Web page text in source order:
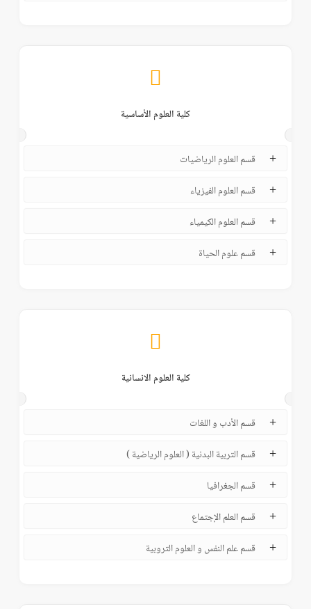
كلية العلوم الأساسية
قسم العلوم الرياضيات
قسم العلوم الفيزياء
قسم العلوم الكيمياء
قسم علوم الحياة
كلية العلوم الانسانية
قسم الأدب و اللغات
قسم التربية البدنية ( العلوم الرياضية )
قسم الجغرافيا
قسم العلم الإجتماع
قسم علم النفس و العلوم التروبية